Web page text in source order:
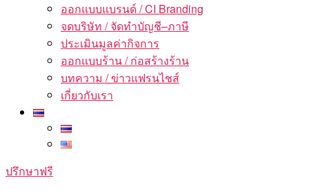
ออกแบบแบรนด์ / CI Branding
จดบริษัท / จัดทำบัญชี–ภาษี
ประเมินมูลค่ากิจการ
ออกแบบร้าน / ก่อสร้างร้าน
บทความ / ข่าวแฟรนไชส์
เกี่ยวกับเรา
ปรึกษาฟรี